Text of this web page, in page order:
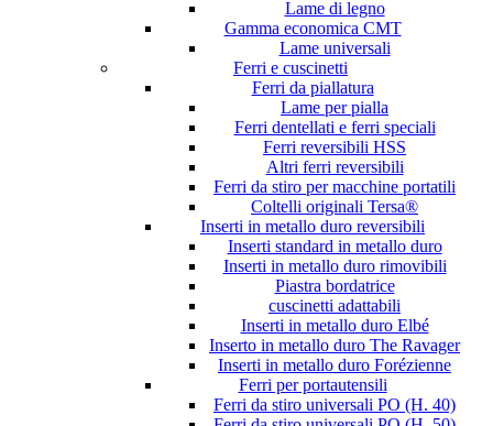
Lame di legno
Gamma economica CMT
Lame universali
Ferri e cuscinetti
Ferri da piallatura
Lame per pialla
Ferri dentellati e ferri speciali
Ferri reversibili HSS
Altri ferri reversibili
Ferri da stiro per macchine portatili
Coltelli originali Tersa®
Inserti in metallo duro reversibili
Inserti standard in metallo duro
Inserti in metallo duro rimovibili
Piastra bordatrice
cuscinetti adattabili
Inserti in metallo duro Elbé
Inserto in metallo duro The Ravager
Inserti in metallo duro Forézienne
Ferri per portautensili
Ferri da stiro universali PO (H. 40)